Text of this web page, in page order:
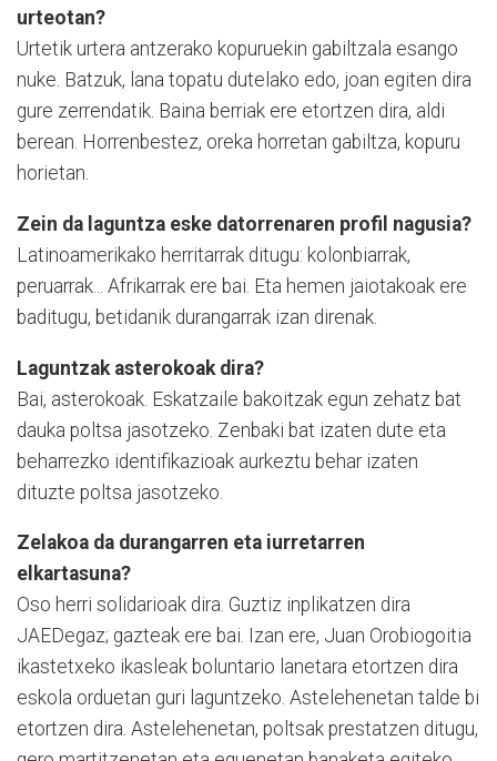
urteotan?
Urtetik urtera antzerako kopuruekin gabiltzala esango
nuke. Batzuk, lana topatu dutelako edo, joan egiten dira
gure zerrendatik. Baina berriak ere etortzen dira, aldi
berean. Horrenbestez, oreka horretan gabiltza, kopuru
horietan.
Zein da laguntza eske datorrenaren profil nagusia?
Latinoamerikako herritarrak ditugu: kolonbiarrak,
peruarrak... Afrikarrak ere bai. Eta hemen jaiotakoak ere
baditugu, betidanik durangarrak izan direnak.
Laguntzak asterokoak dira?
Bai, asterokoak. Eskatzaile bakoitzak egun zehatz bat
dauka poltsa jasotzeko. Zenbaki bat izaten dute eta
beharrezko identifikazioak aurkeztu behar izaten
dituzte poltsa jasotzeko.
Zelakoa da durangarren eta iurretarren
elkartasuna?
Oso herri solidarioak dira. Guztiz inplikatzen dira
JAEDegaz; gazteak ere bai. Izan ere, Juan Orobiogoitia
ikastetxeko ikasleak boluntario lanetara etortzen dira
eskola orduetan guri laguntzeko. Astelehenetan talde bi
etortzen dira. Astelehenetan, poltsak prestatzen ditugu,